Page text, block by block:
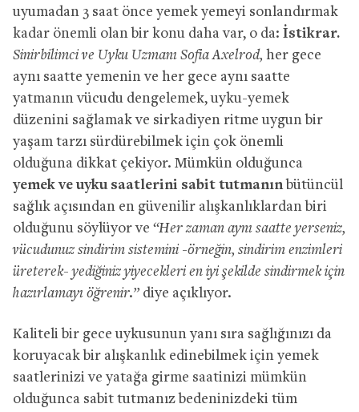
uyumadan 3 saat önce yemek yemeyi sonlandırmak
kadar önemli olan bir konu daha var, o da: İstikrar.
Sinirbilimci ve Uyku Uzmanı Sofia Axelrod, her gece
aynı saatte yemenin ve her gece aynı saatte
yatmanın vücudu dengelemek, uyku-yemek
düzenini sağlamak ve sirkadiyen ritme uygun bir
yaşam tarzı sürdürebilmek için çok önemli
olduğuna dikkat çekiyor. Mümkün olduğunca
yemek ve uyku saatlerini sabit tutmanınbütüncül
sağlık açısından en güvenilir alışkanlıklardan biri
olduğunu söylüyor ve “Her zaman aynı saatte yerseniz,
vücudunuz sindirim sistemini -örneğin, sindirim enzimleri
üreterek- yediğiniz yiyecekleri en iyi şekilde sindirmek için
hazırlamayı öğrenir.” diye açıklıyor.
Kaliteli bir gece uykusunun yanı sıra sağlığınızı da
koruyacak bir alışkanlık edinebilmek için yemek
saatlerinizi ve yatağa girme saatinizi mümkün
olduğunca sabit tutmanız bedeninizdeki tüm